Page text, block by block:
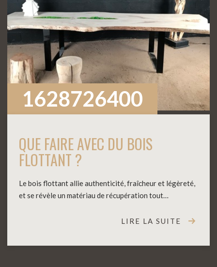
1628726400
QUE FAIRE AVEC DU BOIS
FLOTTANT ?
Le bois flottant allie authenticité, fraîcheur et légèreté,
et se révèle un matériau de récupération tout…
LIRE LA SUITE